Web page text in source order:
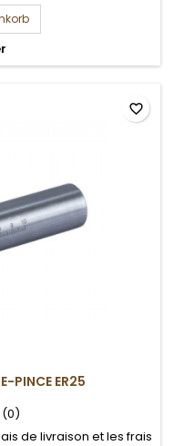
PINCE ER25
(0)
de livraison et les frais
favorite_border